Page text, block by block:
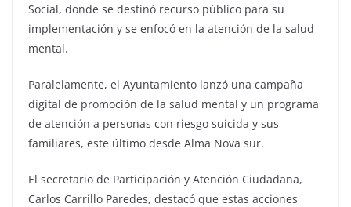
Social, donde se destinó recurso público para su
implementación y se enfocó en la atención de la salud
mental.
Paralelamente, el Ayuntamiento lanzó una campaña
digital de promoción de la salud mental y un programa
de atención a personas con riesgo suicida y sus
familiares, este último desde Alma Nova sur.
El secretario de Participación y Atención Ciudadana,
Carlos Carrillo Paredes, destacó que estas acciones